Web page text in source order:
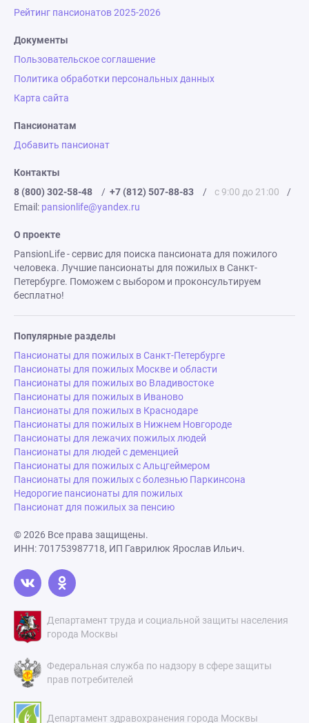
Рейтинг пансионатов 2025-2026
Документы
Пользовательское соглашение
Политика обработки персональных данных
Карта сайта
Пансионатам
Добавить пансионат
Контакты
8 (800) 302-58-48
/ +7 (812) 507-88-83 / с 9:00 до 21:00
/
Email: pansionlife@yandex.ru
О проекте
PansionLife - сервис для поиска пансионата для пожилого
человека. Лучшие пансионаты для пожилых в Санкт-
Петербурге. Поможем с выбором и проконсультируем
бесплатно!
Популярные разделы
Пансионаты для пожилых в Санкт-Петербурге
Пансионаты для пожилых Москве и области
Пансионаты для пожилых во Владивостоке
Пансионаты для пожилых в Иваново
Пансионаты для пожилых в Краснодаре
Пансионаты для пожилых в Нижнем Новгороде
Пансионаты для лежачих пожилых людей
Пансионаты для людей с деменцией
Пансионаты для пожилых с Альцгеймером
Пансионаты для пожилых с болезнью Паркинсона
Недорогие пансионаты для пожилых
Пансионат для пожилых за пенсию
© 2026 Все права защищены.
ИНН: 701753987718, ИП Гаврилюк Ярослав Ильич.
Департамент труда и социальной защиты населения
города Москвы
Федеральная служба по надзору в сфере защиты
прав потребителей
Департамент здравохранения города Москвы